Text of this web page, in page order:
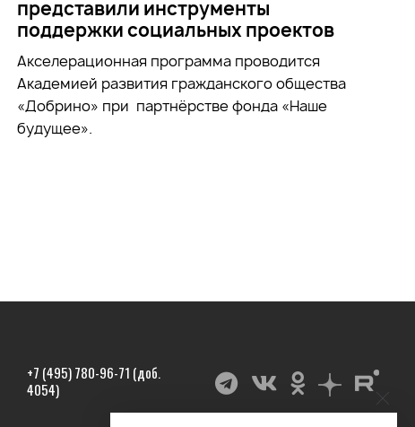
представили инструменты
поддержки социальных проектов
Акселерационная программа проводится
Академией развития гражданского общества
«Добрино» при партнёрстве фонда «Наше
будущее».
+7 (495) 780-96-71 (доб.
4054)